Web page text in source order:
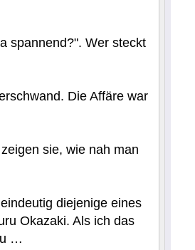
spannend?". Wer steckt
Die Affäre war
sie, wie nah man
diejenige eines
Okazaki. Als ich das
…